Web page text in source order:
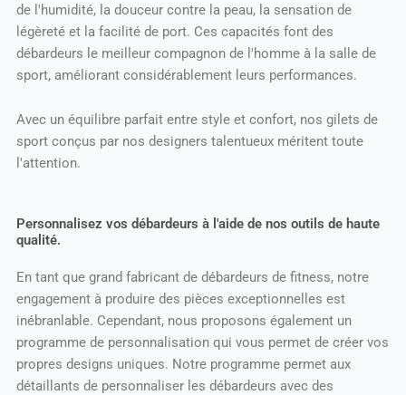
de l'humidité, la douceur contre la peau, la sensation de
légèreté et la facilité de port. Ces capacités font des
débardeurs le meilleur compagnon de l'homme à la salle de
sport, améliorant considérablement leurs performances.
Avec un équilibre parfait entre style et confort, nos gilets de
sport conçus par nos designers talentueux méritent toute
l'attention.
Personnalisez vos débardeurs à l'aide de nos outils de haute
qualité.
En tant que grand fabricant de débardeurs de fitness, notre
engagement à produire des pièces exceptionnelles est
inébranlable. Cependant, nous proposons également un
programme de personnalisation qui vous permet de créer vos
propres designs uniques. Notre programme permet aux
détaillants de personnaliser les débardeurs avec des